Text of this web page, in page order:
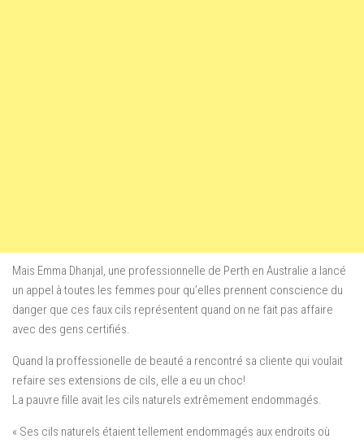
Mais Emma Dhanjal, une professionnelle de Perth en Australie a lancé
un appel à toutes les femmes pour qu’elles prennent conscience du
danger que ces faux cils représentent quand on ne fait pas affaire
avec des gens certifiés.
Quand la proffessionelle de beauté a rencontré sa cliente qui voulait
refaire ses extensions de cils, elle a eu un choc!
La pauvre fille avait les cils naturels extrêmement endommagés.
« Ses cils naturels étaient tellement endommagés aux endroits où